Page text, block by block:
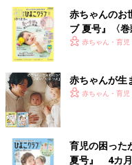
赤ちゃんのお
ブ 夏号』〈
く！ おっぱ
赤ちゃん・育児
赤ちゃんが生
赤ちゃん・育児
育児の困った
夏号』 4カ月